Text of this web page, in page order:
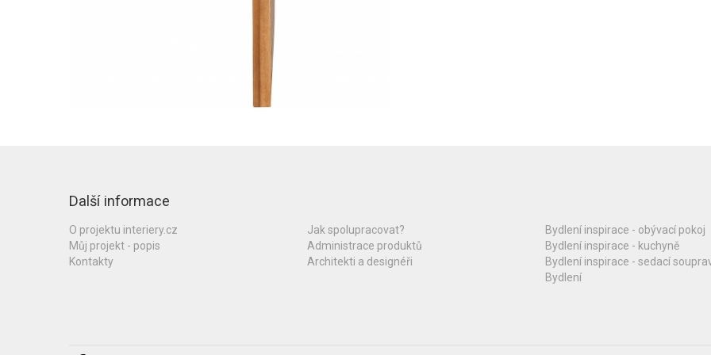
Další informace
O projektu interiery.cz
Můj projekt - popis
Kontakty
Jak spolupracovat?
Administrace produktů
Architekti a designéři
Bydlení inspirace - obývací pokoj
Bydlení inspirace - kuchyně
Bydlení inspirace - sedací
Bydlení